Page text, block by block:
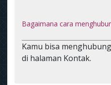
Bagaimana cara
Kamu bisa
di halaman Kontak.